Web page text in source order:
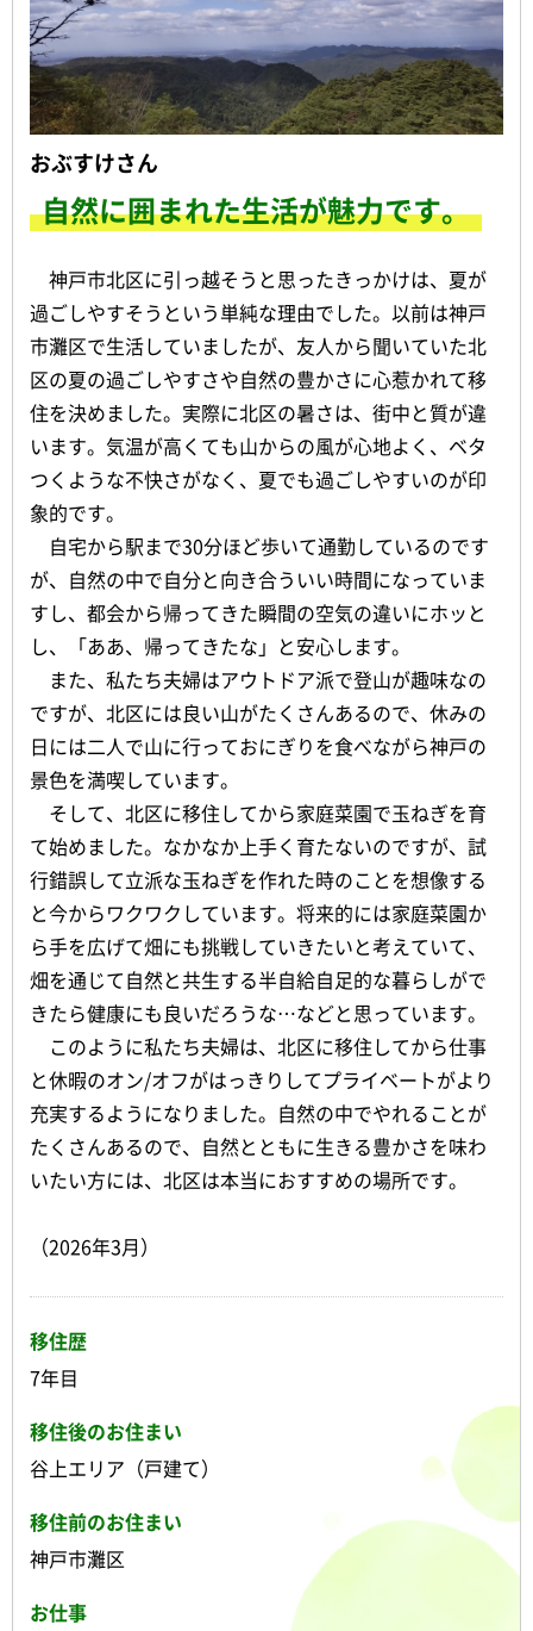
おぶすけさん
自然に囲まれた生活が魅力です。
神戸市北区に引っ越そうと思ったきっかけは、夏が
過ごしやすそうという単純な理由でした。以前は神戸
市灘区で生活していましたが、友人から聞いていた北
区の夏の過ごしやすさや自然の豊かさに心惹かれて移
住を決めました。実際に北区の暑さは、街中と質が違
います。気温が高くても山からの風が心地よく、ベタ
つくような不快さがなく、夏でも過ごしやすいのが印
象的です。
自宅から駅まで30分ほど歩いて通勤しているのです
が、自然の中で自分と向き合ういい時間になっていま
すし、都会から帰ってきた瞬間の空気の違いにホッと
し、「ああ、帰ってきたな」と安心します。
また、私たち夫婦はアウトドア派で登山が趣味なの
ですが、北区には良い山がたくさんあるので、休みの
日には二人で山に行っておにぎりを食べながら神戸の
景色を満喫しています。
そして、北区に移住してから家庭菜園で玉ねぎを育
て始めました。なかなか上手く育たないのですが、試
行錯誤して立派な玉ねぎを作れた時のことを想像する
と今からワクワクしています。将来的には家庭菜園か
ら手を広げて畑にも挑戦していきたいと考えていて、
畑を通じて自然と共生する半自給自足的な暮らしがで
きたら健康にも良いだろうな…などと思っています。
このように私たち夫婦は、北区に移住してから仕事
と休暇のオン/オフがはっきりしてプライベートがより
充実するようになりました。自然の中でやれることが
たくさんあるので、自然とともに生きる豊かさを味わ
いたい方には、北区は本当におすすめの場所です。
（2026年3月）
移住歴
7年目
移住後のお住まい
谷上エリア（戸建て）
移住前のお住まい
神戸市灘区
お仕事